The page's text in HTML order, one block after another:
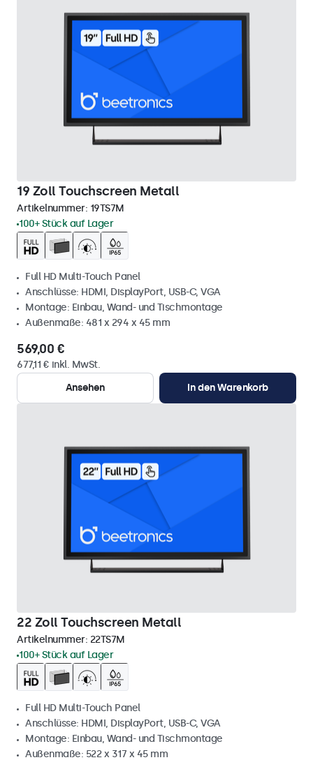
19 Zoll Touchscreen Metall
Artikelnummer: 19TS7M
100+ Stück auf Lager
Full HD Multi-Touch Panel
Anschlüsse: HDMI, DisplayPort, USB-C, VGA
Montage: Einbau, Wand- und Tischmontage
Außenmaße: 481 x 294 x 45 mm
569,00 €
677,11 € inkl. MwSt.
Ansehen
In den Warenkorb
22 Zoll Touchscreen Metall
Artikelnummer: 22TS7M
100+ Stück auf Lager
Full HD Multi-Touch Panel
Anschlüsse: HDMI, DisplayPort, USB-C, VGA
Montage: Einbau, Wand- und Tischmontage
Außenmaße: 522 x 317 x 45 mm